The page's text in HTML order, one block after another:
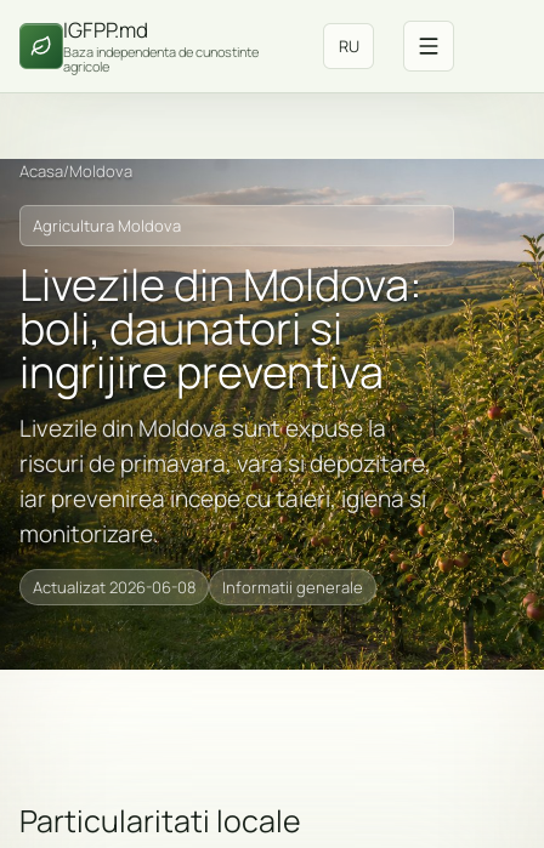
IGFPP.md
Baza independenta de cunostinte
agricole
RU
Acasa/Moldova
Agricultura Moldova
Livezile din Moldova:
boli, daunatori si
ingrijire preventiva
Livezile din Moldova sunt expuse la
riscuri de primavara, vara si depozitare,
iar prevenirea incepe cu taieri, igiena si
monitorizare.
Actualizat 2026-06-08 Informatii generale
Particularitati locale